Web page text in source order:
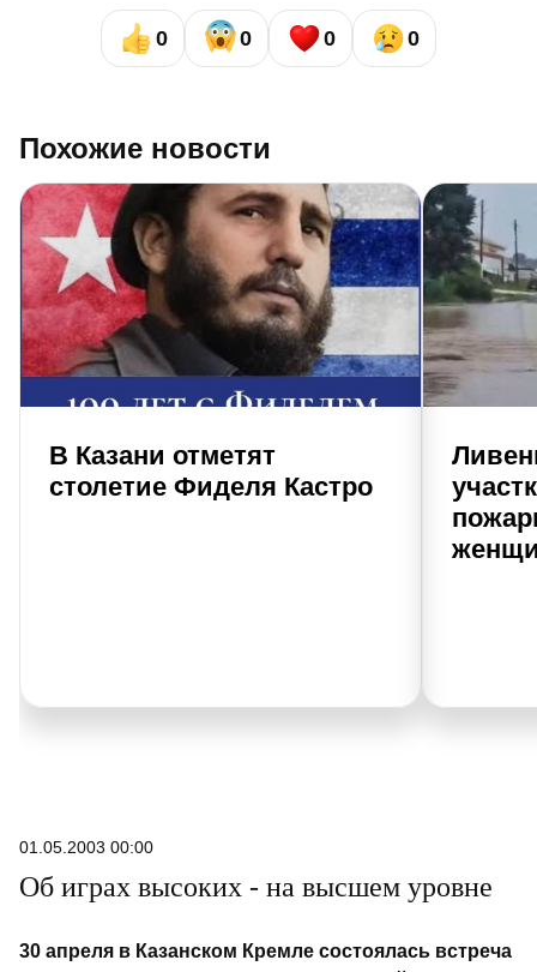
0 0 0 0
Похожие новости
В Казани отметят
столетие Фиделя Кастро
01.05.2003 00:00
Об играх высоких - на высшем уровне
30 апреля в Казанском Кремле состоялась встреча